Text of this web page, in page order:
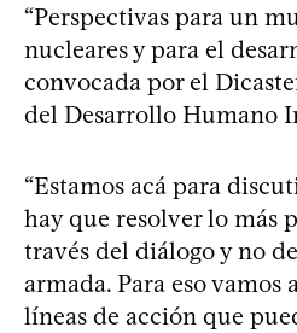
“Perspectivas para un
nucleares y para el
convocada por el
del Desarrollo Humano
“Estamos acá para
hay que resolver lo más
través del diálogo y no
armada. Para eso vamos
líneas de acción que